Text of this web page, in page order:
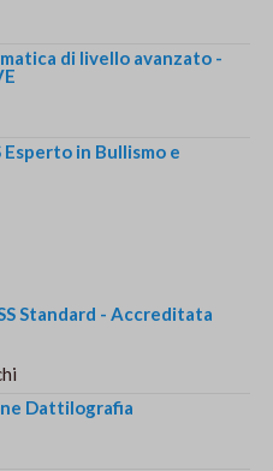
di livello avanzato -
Esperto in Bullismo e
Standard - Accreditata
Dattilografia